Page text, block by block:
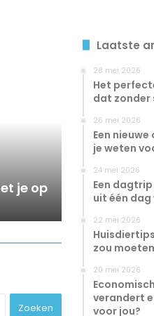
je op
Laatste
28 mei 2026
Het
dat zonder
26 mei 2026
Een
je weten
24 mei 2026
Een
uit één dag
22 mei 2026
zou
20 mei 2026
verandert
voor jou?